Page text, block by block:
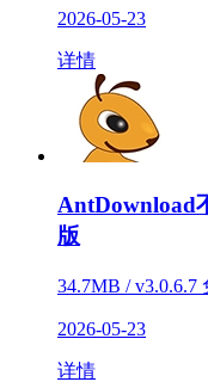
2026-05-23
详情
AntDownload
版
34.7MB / v3.0.6.7
2026-05-23
详情